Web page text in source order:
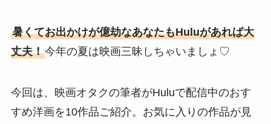
暑くてお出かけが億劫なあなたもHuluがあれば大
丈夫！今年の夏は映画三昧しちゃいましょ♡
今回は、映画オタクの筆者がHuluで配信中のおす
すめ洋画を10作品ご紹介。お気に入りの作品が見